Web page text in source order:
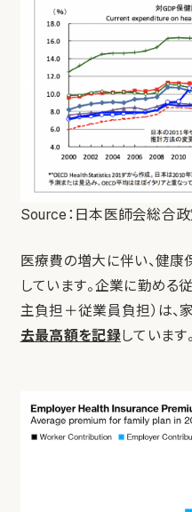
Source：日本医師会総合
医療費の増大に伴い、健
しています。企業に勤める
主負担＋従業員負担）は、
去最高額を記録しています。